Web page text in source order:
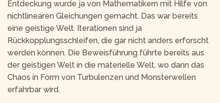
Entdeckung wurde ja von Mathematikern mit Hilfe von
nichtlinearen Gleichungen gemacht. Das war bereits
eine geistige Welt. Iterationen sind ja
Rückkopplungsschleifen, die gar nicht anders erforscht
werden können. Die Beweisführung führte bereits aus
der geistigen Welt in die materielle Welt, wo dann das
Chaos in Form von Turbulenzen und Monsterwellen
erfahrbar wird.